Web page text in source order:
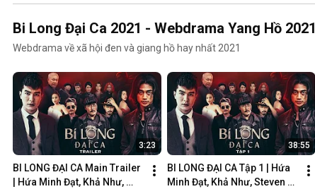
Bi Long Đại Ca 2021 - Webdrama Yang Hồ 2021
Webdrama về xã hội đen và giang hồ hay nhất 2021
3:23
BI LONG ĐẠI CA Main Trailer
| Hứa Minh Đạt, Khả Như,
38:55
BI LONG ĐẠI CA Tập 1 | Hứa
Minh Đạt, Khả Như, Steven